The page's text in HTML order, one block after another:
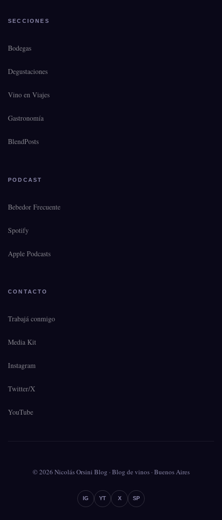
SECCIONES
Bodegas
Degustaciones
Vino en Viajes
Gastronomía
BlendPosts
PODCAST
Bebedor Frecuente
Spotify
Apple Podcasts
CONTACTO
Trabajá conmigo
Media Kit
Instagram
Twitter/X
YouTube
© 2026 Nicolás Orsini Blog · Blog de vinos · Buenos Aires
IG YT X SP